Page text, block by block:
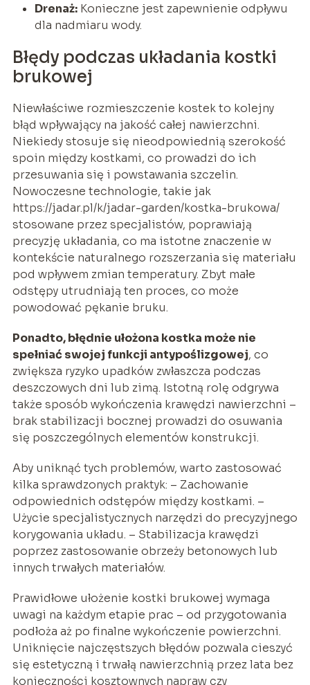
Drenaż:Konieczne jest zapewnienie odpływu
dla nadmiaru wody.
Błędy podczas układania kostki
brukowej
Niewłaściwe rozmieszczenie kostek to kolejny
błąd wpływający na jakość całej nawierzchni.
Niekiedy stosuje się nieodpowiednią szerokość
spoin między kostkami, co prowadzi do ich
przesuwania się i powstawania szczelin.
Nowoczesne technologie, takie jak
https://jadar.pl/k/jadar-garden/kostka-brukowa/
stosowane przez specjalistów, poprawiają
precyzję układania, co ma istotne znaczenie w
kontekście naturalnego rozszerzania się materiału
pod wpływem zmian temperatury. Zbyt małe
odstępy utrudniają ten proces, co może
powodować pękanie bruku.
Ponadto, błędnie ułożona kostka może nie
spełniać swojej funkcji antypoślizgowej, co
zwiększa ryzyko upadków zwłaszcza podczas
deszczowych dni lub zimą. Istotną rolę odgrywa
także sposób wykończenia krawędzi nawierzchni –
brak stabilizacji bocznej prowadzi do osuwania
się poszczególnych elementów konstrukcji.
Aby uniknąć tych problemów, warto zastosować
kilka sprawdzonych praktyk: – Zachowanie
odpowiednich odstępów między kostkami. –
Użycie specjalistycznych narzędzi do precyzyjnego
korygowania układu. – Stabilizacja krawędzi
poprzez zastosowanie obrzeży betonowych lub
innych trwałych materiałów.
Prawidłowe ułożenie kostki brukowej wymaga
uwagi na każdym etapie prac – od przygotowania
podłoża aż po finalne wykończenie powierzchni.
Uniknięcie najczęstszych błędów pozwala cieszyć
się estetyczną i trwałą nawierzchnią przez lata bez
konieczności kosztownych napraw czy